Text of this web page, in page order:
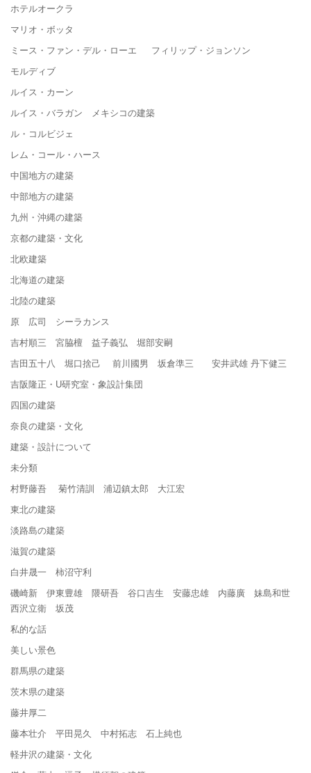
ホテルオークラ
マリオ・ボッタ
ミース・ファン・デル・ローエ フィリップ・ジョンソン
モルディブ
ルイス・カーン
ルイス・バラガン メキシコの建築
ル・コルビジェ
レム・コール・ハース
中国地方の建築
中部地方の建築
九州・沖縄の建築
京都の建築・文化
北欧建築
北海道の建築
北陸の建築
原 広司 シーラカンス
吉村順三 宮脇檀 益子義弘 堀部安嗣
吉田五十八 堀口捨己 前川國男 坂倉準三 安井武雄 丹下健三
吉阪隆正・U研究室・象設計集団
四国の建築
奈良の建築・文化
建築・設計について
未分類
村野藤吾 菊竹清訓 浦辺鎮太郎 大江宏
東北の建築
淡路島の建築
滋賀の建築
白井晟一 柿沼守利
磯崎新 伊東豊雄 隈研吾 谷口吉生 安藤忠雄 内藤廣 妹島和世
西沢立衛 坂茂
私的な話
美しい景色
群馬県の建築
茨木県の建築
藤井厚二
藤本壮介 平田晃久 中村拓志 石上純也
軽井沢の建築・文化